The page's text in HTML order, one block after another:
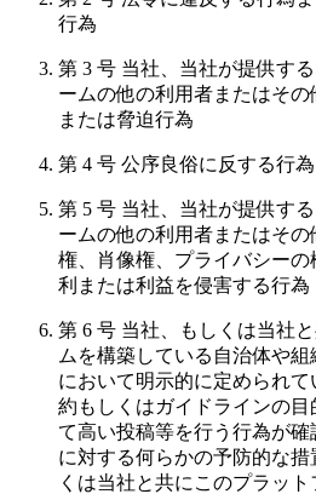
行為
第 3 号 当社、当社が提供す
ームの他の利用者またはそ
または脅迫行為
第 4 号 公序良俗に反する行為
第 5 号 当社、当社が提供す
ームの他の利用者またはそ
権、肖像権、プライバシー
利または利益を侵害する行為
第 6 号 当社、もしくは当社
ムを構築している自治体や
において明示的に定められ
約もしくはガイドラインの
て高い投稿等を行う行為が
に対する何らかの予防的な
くは当社と共にこのプラッ